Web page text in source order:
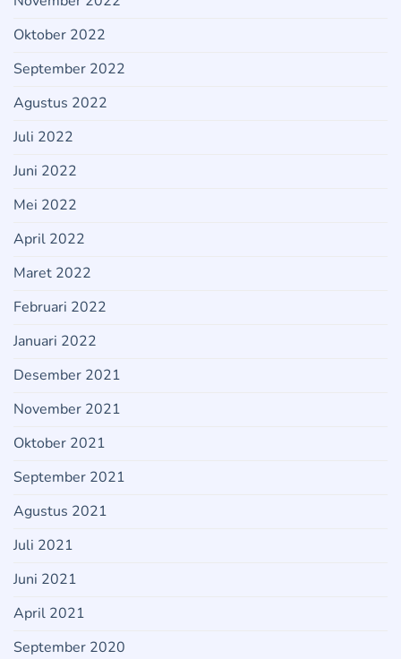
Oktober 2022
September 2022
Agustus 2022
Juli 2022
Juni 2022
Mei 2022
April 2022
Maret 2022
Februari 2022
Januari 2022
Desember 2021
November 2021
Oktober 2021
September 2021
Agustus 2021
Juli 2021
Juni 2021
April 2021
September 2020